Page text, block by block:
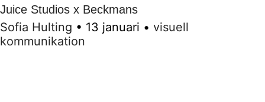
Juice Studios x Beckmans
Sofia Hulting • 13 januari • visuell
kommunikation